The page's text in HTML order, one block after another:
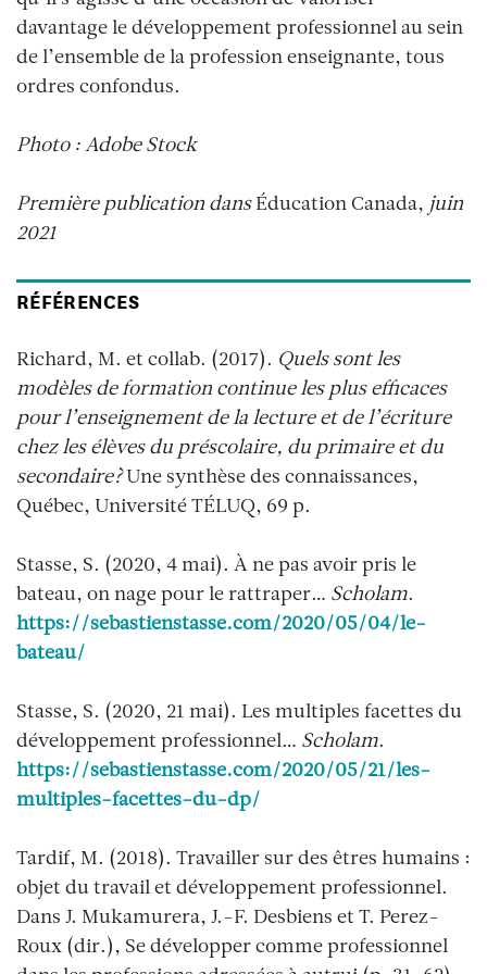
davantage le développement professionnel au sein
de l’ensemble de la profession enseignante, tous
ordres confondus.
Photo : Adobe Stock
Première publication dans Éducation Canada, juin
2021
RÉFÉRENCES
Richard, M. et collab. (2017). Quels sont les
modèles de formation continue les plus efficaces
pour l’enseignement de la lecture et de l’écriture
chez les élèves du préscolaire, du primaire et du
secondaire?Une synthèse des connaissances,
Québec, Université TÉLUQ, 69 p.
Stasse, S. (2020, 4 mai). À ne pas avoir pris le
bateau, on nage pour le rattraper… Scholam.
https://sebastienstasse.com/2020/05/04/le-
bateau/
Stasse, S. (2020, 21 mai). Les multiples facettes du
développement professionnel… Scholam.
https://sebastienstasse.com/2020/05/21/les-
multiples-facettes-du-dp/
Tardif, M. (2018). Travailler sur des êtres humains :
objet du travail et développement professionnel.
Dans J. Mukamurera, J.-F. Desbiens et T. Perez-
Roux (dir.), Se développer comme professionnel